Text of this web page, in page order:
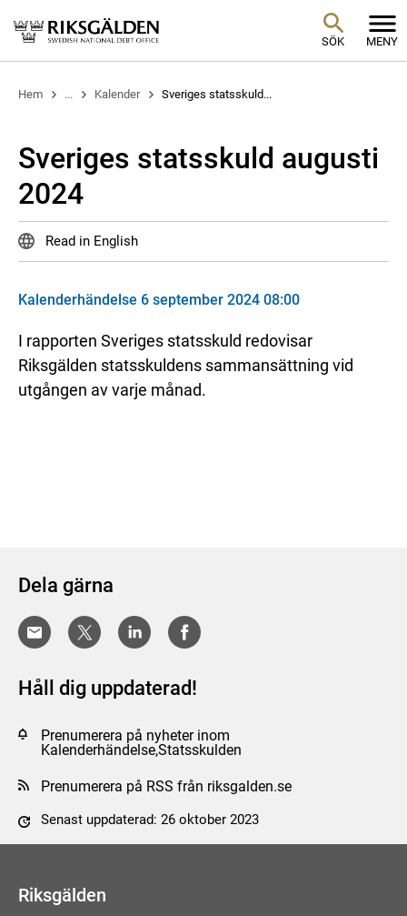
SÖK MENY
Hem ... Kalender Sveriges statsskuld...
Sveriges statsskuld augusti
2024
Read in English
Kalenderhändelse 6 september 2024 08:00
I rapporten Sveriges statsskuld redovisar
Riksgälden statsskuldens sammansättning vid
utgången av varje månad.
Dela gärna
Håll dig uppdaterad!
Prenumerera på nyheter inom
Kalenderhändelse,Statsskulden
Prenumerera på RSS från riksgalden.se
Senast uppdaterad: 26 oktober 2023
Riksgälden